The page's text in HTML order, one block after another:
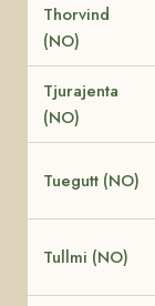
Thorvind
(NO)
Tjurajenta
(NO)
Tuegutt (NO)
Tullmi (NO)